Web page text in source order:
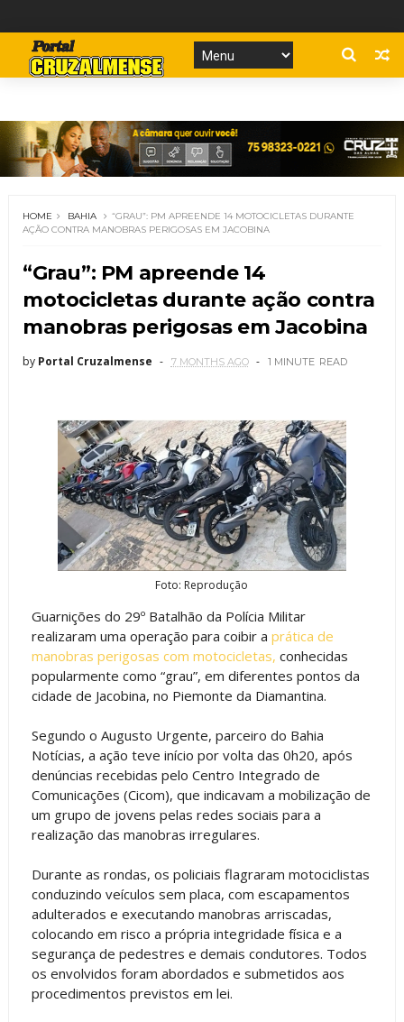
HOME BAHIA
“GRAU”: PM APREENDE 14 MOTOCICLETAS DURANTE
AÇÃO CONTRA MANOBRAS PERIGOSAS EM JACOBINA
“Grau”: PM apreende 14
motocicletas durante ação contra
manobras perigosas em Jacobina
by Portal Cruzalmense 7 MONTHS AGO 1 MINUTE READ
Foto: Reprodução
Guarnições do 29º Batalhão da Polícia Militar
realizaram uma operação para coibir a prática de
manobras perigosas com motocicletas, conhecidas
popularmente como “grau”, em diferentes pontos da
cidade de Jacobina, no Piemonte da Diamantina.
Segundo o Augusto Urgente, parceiro do Bahia
Notícias, a ação teve início por volta das 0h20, após
denúncias recebidas pelo Centro Integrado de
Comunicações (Cicom), que indicavam a mobilização de
um grupo de jovens pelas redes sociais para a
realização das manobras irregulares.
Durante as rondas, os policiais flagraram motociclistas
conduzindo veículos sem placa, com escapamentos
adulterados e executando manobras arriscadas,
colocando em risco a própria integridade física e a
segurança de pedestres e demais condutores. Todos
os envolvidos foram abordados e submetidos aos
procedimentos previstos em lei.